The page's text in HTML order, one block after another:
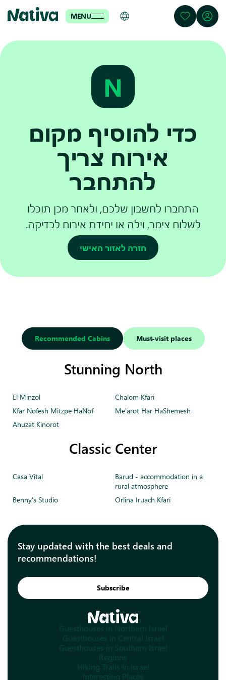
MENU
N
כדי להוסיף מקום
אירוח צריך
להתחבר
התחברו לחשבון שלכם, ולאחר מכן תוכלו
לשלוח צימר, וילה או יחידת אירוח לבדיקה.
חזרה לאזור האישי
Recommended Cabins Must-visit places
Stunning North
El Minzol
Chalom Kfari
Kfar Nofesh Mitzpe HaNof
Me'arot Har HaShemesh
Ahuzat Kinorot
Classic Center
Casa Vital
Barud - accommodation in a
rural atmosphere
Benny's Studio
Orlina Iruach Kfari
Stay updated with the best deals and
recommendations!
Subscribe
Guesthouses in Northern Israel
Guesthouses in Central Israel
Guesthouses in Southern Israel
Regions
Hiking Trails in Israel
Interesting Places